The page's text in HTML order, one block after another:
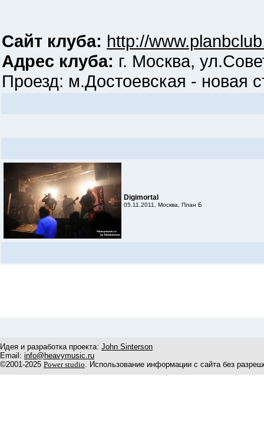
Сайт клуба: http://
Адрес клуба: г. Москва,
Проезд: м.Достоевская - новая
Digimortal
05.11.2011, Москва, План Б
Идея и разработка проекта: John Sinterson
Email: info@heavymusic.ru
©2001-2025 Power studio. Использование информации с сайта без